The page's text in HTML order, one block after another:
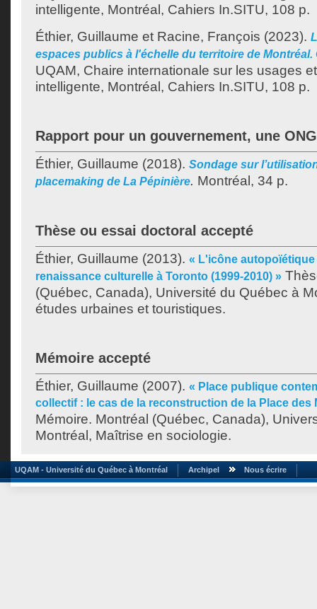
intelligente, Montréal, Cahiers In.SITU, 108 p.
Éthier, Guillaume et Racine, François (2023).
espaces publics à l'échelle du territoire de Montréal.
UQAM, Chaire internationale sur les usages
intelligente, Montréal, Cahiers In.SITU, 108 p.
Rapport pour un gouvernement, une ONG
Éthier, Guillaume (2018). Sondage sur
placemaking de La Pépinière. Montréal, 34 p.
Thèse ou essai doctoral accepté
Éthier, Guillaume (2013). « L'icône
renaissance culturelle à Toronto (1999-2010) »
(Québec, Canada), Université du Québec à
études urbaines et touristiques.
Mémoire accepté
Éthier, Guillaume (2007). « Place publique
collectif : le cas de la reconstruction de la Place des
Mémoire. Montréal (Québec, Canada),
Montréal, Maîtrise en sociologie.
UQAM - Université du Québec à Montréal Archipel Nous écrire